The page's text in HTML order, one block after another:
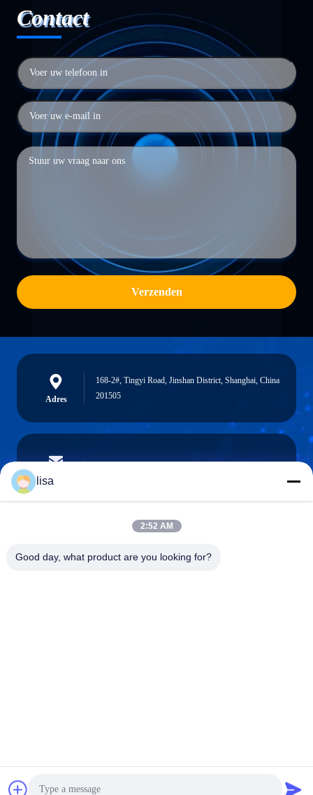
Contact
Verzenden
Adres
168-2#, Tingyi Road, Jinshan District, Shanghai, China
201505
E-mail
Telefoon
lisa
2:52 AM
Good day, what product are you looking for?